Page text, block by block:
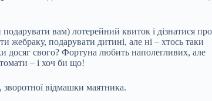
вам) лотерейний квиток і дізнатися про
жебраку, подарувати дитині, але ні – хтось таки
досяг свого? Фортуна любить наполегливих, але
– і хоч би що!
відмашки маятника.